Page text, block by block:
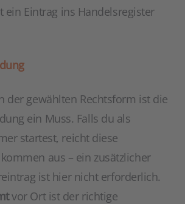
ein Eintrag ins Handelsregister
der gewählten Rechtsform ist die
ein Muss. Falls du als
startest, reicht diese
aus – ein zusätzlicher
ist hier nicht erforderlich.
vor Ort ist der richtige